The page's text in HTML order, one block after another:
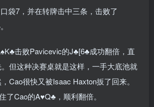
袋7，并在转牌击中三条，击败了
击败Pavicevic的J♣[6♣成功翻倍，直
但这种决赛桌就是这样，一手大底池就
Cao很快又被Isaac Haxton扳了回来。
了Cao的A♥Q♣，顺利翻倍。